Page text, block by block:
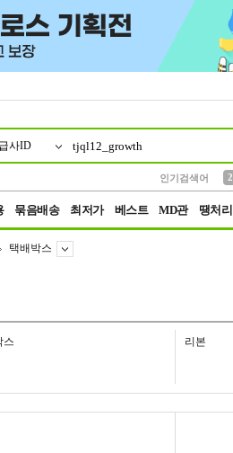
사ID
인기검색어
2
묶음배송 최저가 베스트 MD관 땡처리
택배박스
스 리본